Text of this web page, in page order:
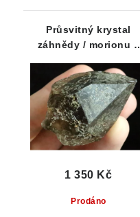
Průsvitný krystal
záhnědy / morionu s
mlhovinovými závoji
Prodáno
1 350 Kč